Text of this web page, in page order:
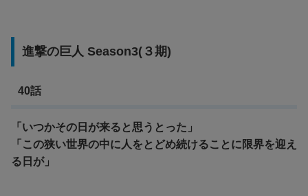
進撃の巨人 Season3(３期)
40話
「いつかその日が来ると思うとった」
「この狭い世界の中に人をとどめ続けることに限界を迎え
る日が」